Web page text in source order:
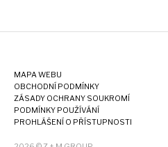
MAPA WEBU
OBCHODNÍ PODMÍNKY
ZÁSADY OCHRANY SOUKROMÍ
PODMÍNKY POUŽÍVÁNÍ
PROHLÁŠENÍ O PŘÍSTUPNOSTI